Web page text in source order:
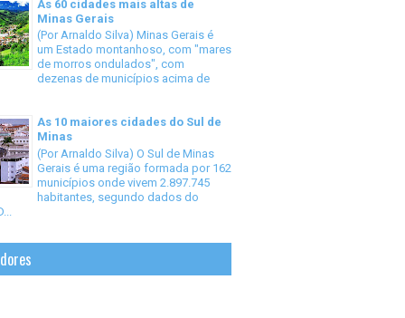
As 60 cidades mais altas de
Minas Gerais
(Por Arnaldo Silva) Minas Gerais é
um Estado montanhoso, com "mares
de morros ondulados", com
dezenas de municípios acima de
As 10 maiores cidades do Sul de
Minas
(Por Arnaldo Silva) O Sul de Minas
Gerais é uma região formada por 162
municípios onde vivem 2.897.745
habitantes, segundo dados do